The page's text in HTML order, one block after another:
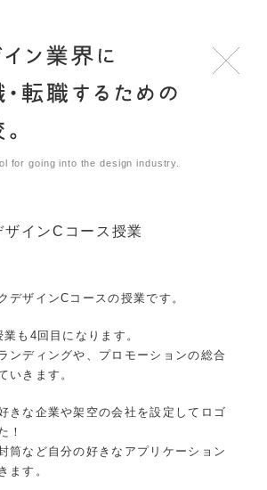
for going into the design industry.
インCコース授業
デザインCコースの授業です。
も4回目になります。
ンディングや、プロモーションの総合
いきます。
きな企業や架空の会社を設定してロゴ
！
筒など自分の好きなアプリケーション
ます。